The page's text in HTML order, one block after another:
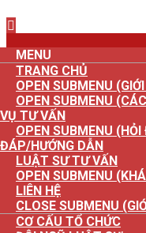
MENU
TRANG CHỦ
OPEN SUBMENU
OPEN SUBMENU
VỤ TƯ VẤN
OPEN SUBMENU
ĐÁP/HƯỚNG DẪN
LUẬT SƯ TƯ VẤN
OPEN SUBMENU
LIÊN HỆ
CLOSE SUBMENU
CƠ CẤU TỔ CHỨC